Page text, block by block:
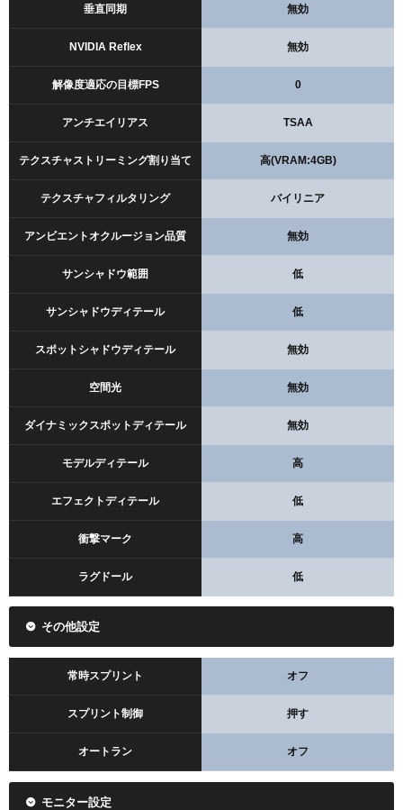
垂直同期 無効
NVIDIA Reflex 無効
解像度適応の目標FPS 0
アンチエイリアス TSAA
テクスチャストリーミング割り当て 高(VRAM:4GB)
テクスチャフィルタリング バイリニア
アンビエントオクルージョン品質 無効
サンシャドウ範囲 低
サンシャドウディテール 低
スポットシャドウディテール 無効
空間光 無効
ダイナミックスポットディテール 無効
モデルディテール 高
エフェクトディテール 低
衝撃マーク 高
ラグドール 低
その他設定
常時スプリント オフ
スプリント制御 押す
オートラン オフ
モニター設定